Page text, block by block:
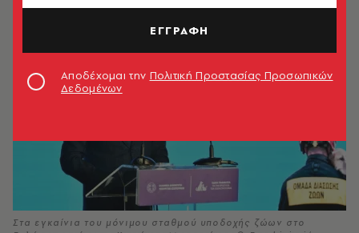
Στα εγκαίνια του μόνιμου σταθμού υποδοχής ζώων στο
ΕΓΓΡΑΦΗ
Αποδέχομαι την Πολιτική Προστασίας Προσωπικών
Δεδομένων